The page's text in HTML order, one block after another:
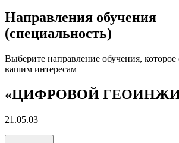
Направления обучения
(специальность)
Выберите направление обучения, которое
вашим интересам
«ЦИФРОВОЙ
21.05.03